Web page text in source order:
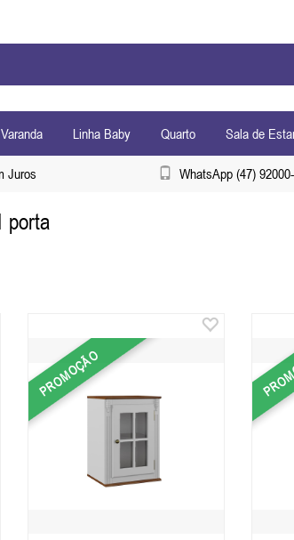
Linha Baby Quarto Sala de
Juros WhatsApp (47)
porta
PROMOÇÃO